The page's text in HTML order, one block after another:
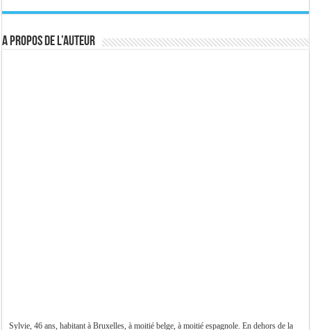
A propos de l’auteur
Sylvie, 46 ans, habitant à Bruxelles, à moitié belge, à moitié espagnole. En dehors de la